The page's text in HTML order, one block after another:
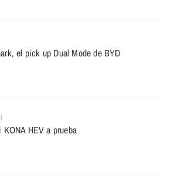
el pick up Dual Mode de BYD
KONA HEV a prueba